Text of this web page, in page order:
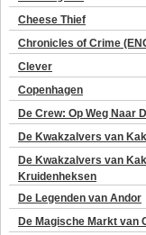
Cheese Thief
Chronicles of Crime
Clever
Copenhagen
De Crew: Op Weg Naar
De Kwakzalvers van
De Kwakzalvers van
Kruidenheksen
De Legenden van Andor
De Magische Markt van